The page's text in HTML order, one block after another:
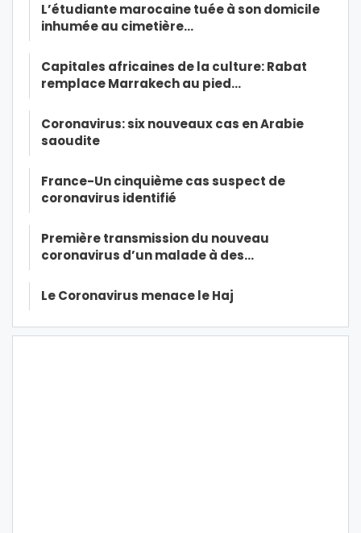
L’étudiante marocaine tuée à son domicile
inhumée au cimetière…
Capitales africaines de la culture: Rabat
remplace Marrakech au pied…
Coronavirus: six nouveaux cas en Arabie
saoudite
France-Un cinquième cas suspect de
coronavirus identifié
Première transmission du nouveau
coronavirus d’un malade à des…
Le Coronavirus menace le Haj